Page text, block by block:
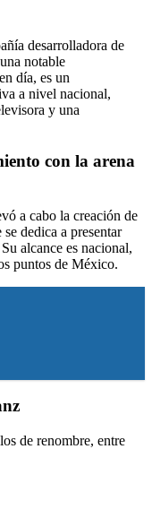
desarrolladora de
notable
día, es un
a nivel nacional,
y una
con la arena
a cabo la creación de
dedica a presentar
alcance es nacional,
puntos de México.
de renombre, entre